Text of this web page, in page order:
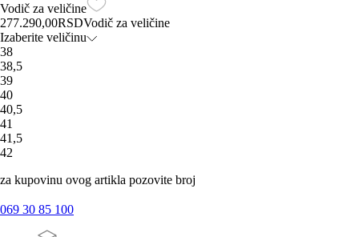
Vodič za veličine
277.290,00RSDVodič za veličine
Izaberite veličinu
38
38,5
39
40
40,5
41
41,5
42
za kupovinu ovog artikla pozovite broj
069 30 85 100